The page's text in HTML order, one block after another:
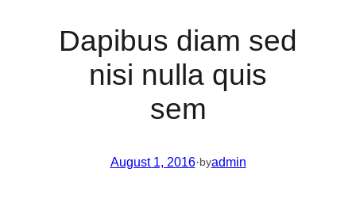
Dapibus diam sed
nisi nulla quis
sem
August 1, 2016·byadmin